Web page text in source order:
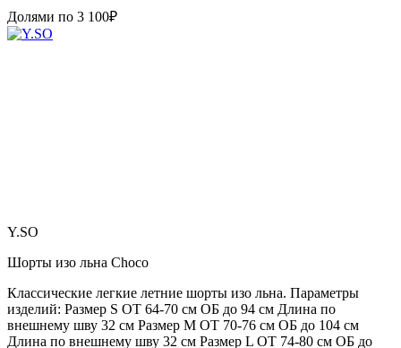
Долями по 3 100₽
Y.SO
Шорты изо льна Choco
Классические легкие летние шорты изо льна. Параметры
изделий: Размер S ОТ 64-70 см ОБ до 94 см Длина по
внешнему шву 32 см Размер М ОТ 70-76 см ОБ до 104 см
Длина по внешнему шву 32 см Размер L ОТ 74-80 см ОБ до